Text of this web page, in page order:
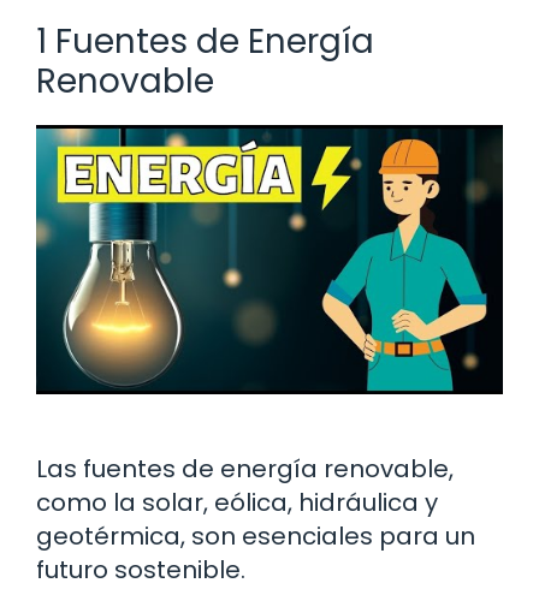
1 Fuentes de Energía
Renovable
Las fuentes de energía renovable,
como la solar, eólica, hidráulica y
geotérmica, son esenciales para un
futuro sostenible.